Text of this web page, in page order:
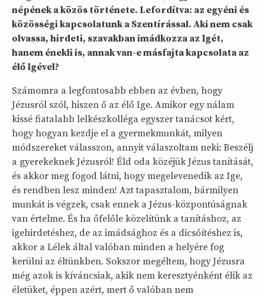
népének a közös története. Lefordítva: az egyéni és
közösségi kapcsolatunk a Szentírással. Aki nem csak
olvassa, hirdeti, szavakban imádkozza az Igét,
hanem énekli is, annak van-e másfajta kapcsolata az
élő Igével?
Számomra a legfontosabb ebben az évben, hogy
Jézusról szól, hiszen ő az élő Ige. Amikor egy nálam
kissé fiatalabb lelkészkolléga egyszer tanácsot kért,
hogy hogyan kezdje el a gyermekmunkát, milyen
módszereket válasszon, annyit válaszoltam neki: Beszélj
a gyerekeknek Jézusról! Éld oda közéjük Jézus tanítását,
és akkor meg fogod látni, hogy megelevenedik az Ige,
és rendben lesz minden! Azt tapasztalom, bármilyen
munkát is végzek, csak ennek a Jézus-központúságnak
van értelme. És ha őfelőle közelítünk a tanításhoz, az
igehirdetéshez, de az imádsághoz és a dicsőítéshez is,
akkor a Lélek által valóban minden a helyére fog
kerülni az éltünkben. Sokszor megéltem, hogy Jézusra
még azok is kíváncsiak, akik nem keresztyénként élik az
életüket, éppen azért, mert ő valóban nem